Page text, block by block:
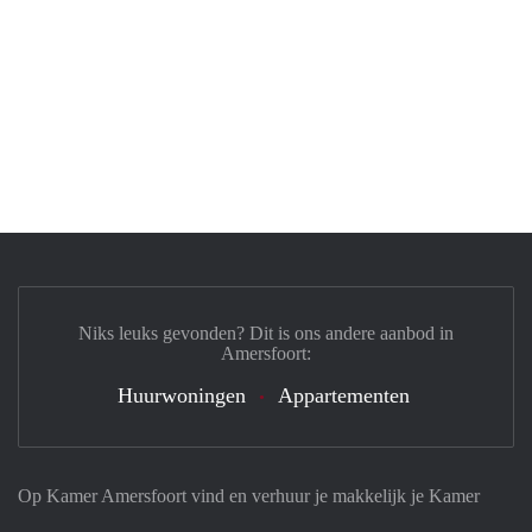
Op Kamer Amersfoort vind en verhuur je makkelijk je Kamer
Niks leuks gevonden? Dit is ons andere aanbod in
Amersfoort:
Huurwoningen Appartementen